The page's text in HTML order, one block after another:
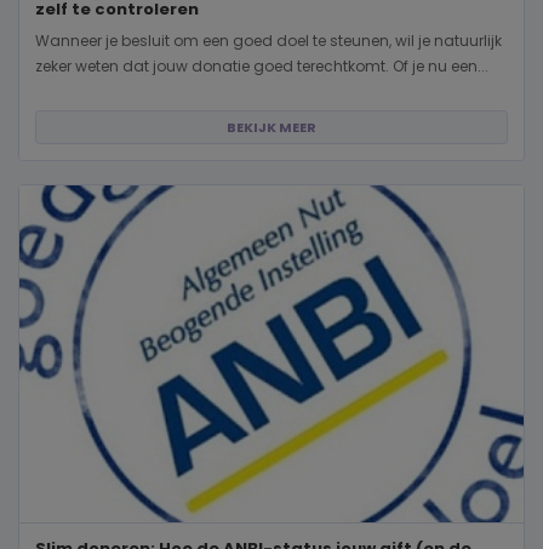
zelf te controleren
Wanneer je besluit om een goed doel te steunen, wil je natuurlijk
zeker weten dat jouw donatie goed terechtkomt. Of je nu een...
BEKIJK MEER